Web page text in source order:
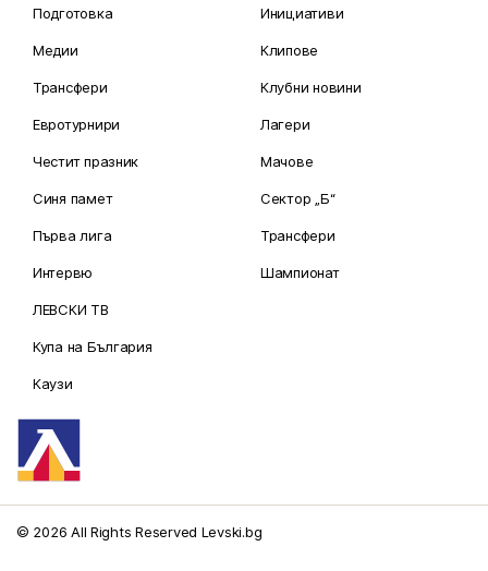
Подготовка
Медии
Трансфери
Евротурнири
Честит празник
Синя памет
Първа лига
Интервю
ЛЕВСКИ ТВ
Купа на България
Каузи
Инициативи
Клипове
Клубни новини
Лагери
Мачове
Сектор „Б“
Трансфери
Шампионат
© 2026 All Rights Reserved Levski.bg